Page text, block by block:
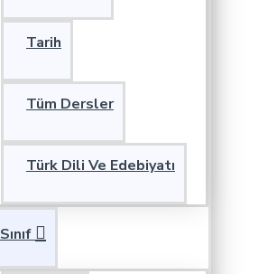
Tarih
Tüm Dersler
Türk Dili Ve Edebiyatı